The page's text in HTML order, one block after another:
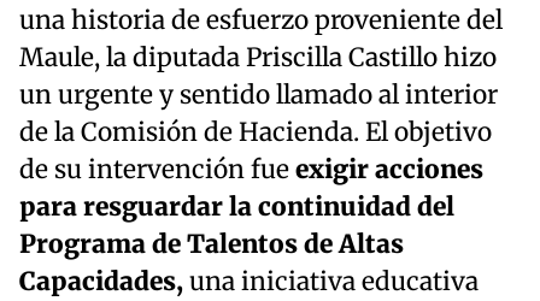
una historia de esfuerzo proveniente del
Maule, la diputada Priscilla Castillo hizo
un urgente y sentido llamado al interior
de la Comisión de Hacienda. El objetivo
de su intervención fueexigir acciones
para resguardar la continuidad del
Programa de Talentos de Altas
Capacidades,una iniciativa educativa